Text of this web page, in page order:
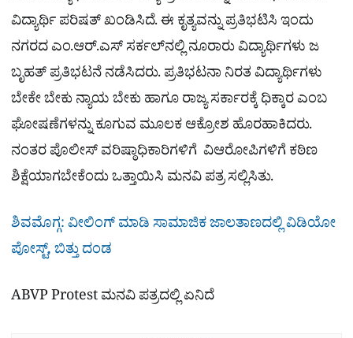
ವಿದ್ಯಾರ್ಥಿ ಪರಿಷತ್ ಖಂಡಿಸಿದೆ. ಈ ಕೃತ್ಯವನ್ನು ಪ್ರತಿಭಟಿಸಿ ಇಂದು
ನಗರದ ಎಂ.ಆರ್.ಎಸ್ ಸರ್ಕಲ್‌ನಲ್ಲಿ ನೂರಾರು ವಿದ್ಯಾರ್ಥಿಗಳು ಜ
ಬೃಹತ್ ಪ್ರತಿಭಟನೆ ನಡೆಸಿದರು. ಪ್ರತಿಭಟನಾ ನಿರತ ವಿದ್ಯಾರ್ಥಿಗಳು
ಬೇಕೇ ಬೇಕು ನ್ಯಾಯ ಬೇಕು ಹಾಗೂ ರಾಜ್ಯ ಸರ್ಕಾರಕ್ಕೆ ಧಿಕ್ಕಾರ ಎಂಬ
ಘೋಷಣೆಗಳನ್ನು ಕೂಗುವ ಮೂಲಕ ಆಕ್ರೋಶ ಹೊರಹಾಕಿದರು.
ನಂತರ ಪೊಲೀಸ್ ವರಿಷ್ಠಾಧಿಕಾರಿಗಳಿಗೆ ವಿಆರೋಪಿಗಳಿಗೆ ಕಠಿಣ
ಶಿಕ್ಷೆಯಾಗಬೇಕೆಂದು ಒತ್ತಾಯಿಸಿ ಮನವಿ ಪತ್ರ ಸಲ್ಲಿಸಿತು.
ಶಿವಮೊಗ್ಗ: ವೀಲಿಂಗ್ ಮಾಡಿ ಸಾಮಾಜಿಕ ಜಾಲತಾಣದಲ್ಲಿ ವಿಡಿಯೋ
ಪೋಸ್ಟ್, ಬಿತ್ತು ದಂಡ
ABVP Protest ಮನವಿ ಪತ್ರದಲ್ಲಿ ಏನಿದೆ